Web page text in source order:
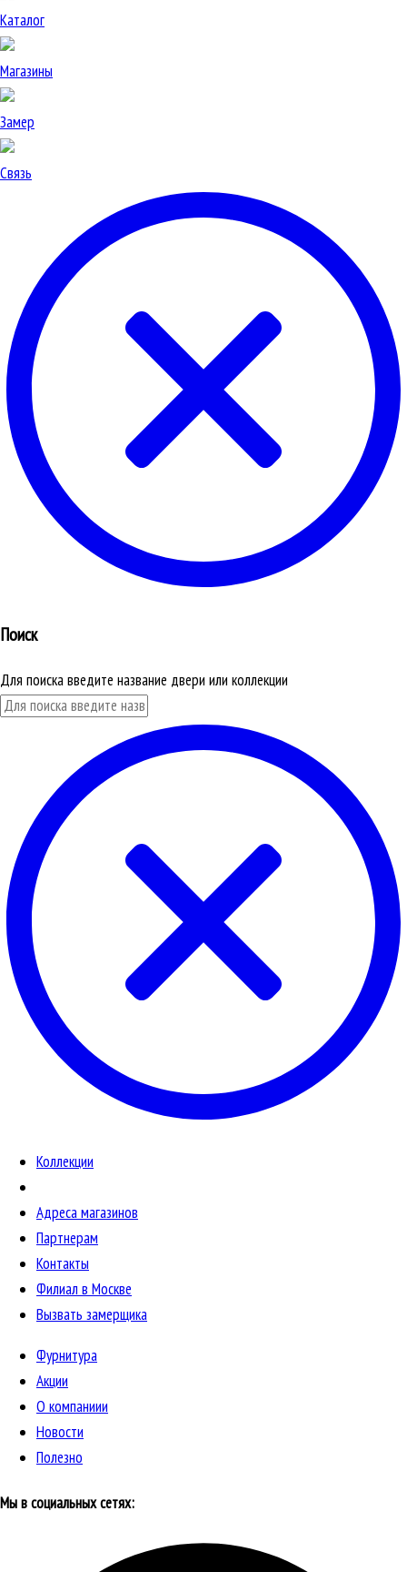
Каталог
Магазины
Замер
Связь
Поиск
Для поиска введите название двери или коллекции
Коллекции
Адреса магазинов
Партнерам
Контакты
Филиал в Москве
Вызвать замерщика
Фурнитура
Акции
О компаниии
Новости
Полезно
Мы в социальных сетях: